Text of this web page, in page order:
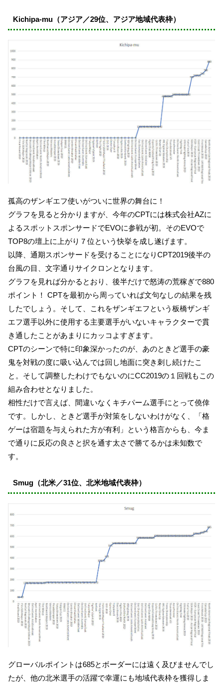
Kichipa-mu（アジア／29位、アジア地域代表枠）
孤高のザンギエフ使いがついに世界の舞台に！
グラフを見ると分かりますが、今年のCPTには株式会社AZに
よるスポットスポンサードでEVOに参戦が初。そのEVOで
TOP8の壇上に上がり７位という快挙を成し遂げます。
以降、通期スポンサードを受けることになりCPT2019後半の
台風の目、文字通りサイクロンとなります。
グラフを見れば分かるとおり、後半だけで怒涛の荒稼ぎで880
ポイント！ CPTを最初から周っていれば文句なしの結果を残
したでしょう。そして、これをザンギエフという板橋ザンギ
エフ選手以外に使用する主要選手がいないキャラクターで貫
き通したことがあまりにカッコよすぎます。
CPTのシーンで特に印象深かったのが、あのときど選手の豪
鬼を対戦の度に吸い込んでは回し地面に突き刺し続けたこ
と。そして調整したわけでもないのにCC2019の１回戦もこの
組み合わせとなりました。
相性だけで言えば、間違いなくキチパーム選手にとって僥倖
です。しかし、ときど選手が対策をしないわけがなく、「格
ゲーは宿題を与えられた方が有利」という格言からも、今ま
で通りに反応の良さと択を通す太さで勝てるかは未知数で
す。
Smug（北米／31位、北米地域代表枠）
グローバルポイントは685とボーダーには遠く及びませんでし
たが、他の北米選手の活躍で幸運にも地域代表枠を獲得しま